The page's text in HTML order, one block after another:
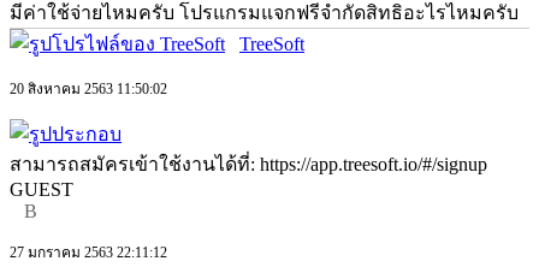
มีค่าใช้จ่ายไหมครับ โปรแกรมแจกฟรีจำกัดสิทธิอะไรไหมครับ
TreeSoft
20 สิงหาคม 2563 11:50:02
สามารถสมัครเข้าใช้งานได้ที่: https://app.treesoft.io/#/signup
GUEST
B
27 มกราคม 2563 22:11:12